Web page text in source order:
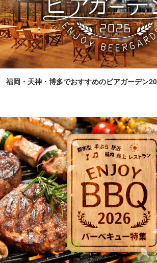
福岡・天神・博多でおすすめのビアガーデン